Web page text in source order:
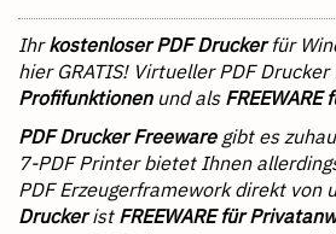
Ihrkostenloser PDF Druckerfür
hier GRATIS! Virtueller PDF
Profifunktionenund als
PDF Drucker Freewaregibt es
7-PDF Printer bietet Ihnen
PDF Erzeugerframework direkt von
Druckerist FREEWARE für